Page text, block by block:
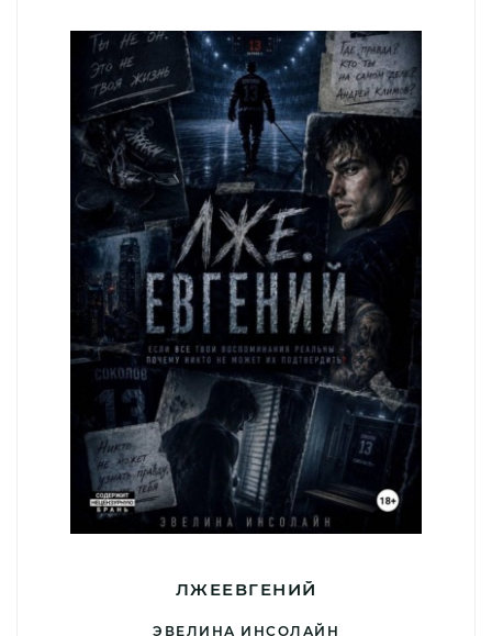
ЛЖЕЕВГЕНИЙ
ЭВЕЛИНА ИНСОЛАЙН